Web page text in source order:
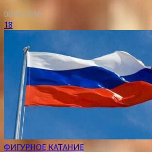
08.08.2026
18
ФИГУРНОЕ КАТАНИЕ